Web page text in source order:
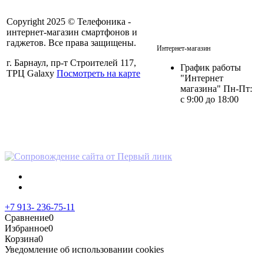
Copyright 2025 © Телефоника -
интернет-магазин смартфонов и
гаджетов. Все права защищены.
г. Барнаул, пр-т Строителей 117,
ТРЦ Galaxy Посмотреть на карте
Интернет-магазин
График работы
"Интернет
магазина" Пн-Пт:
с 9:00 до 18:00
+7 913- 236-75-11
Сравнение0
Избранное0
Корзина0
Уведомление об использовании cookies